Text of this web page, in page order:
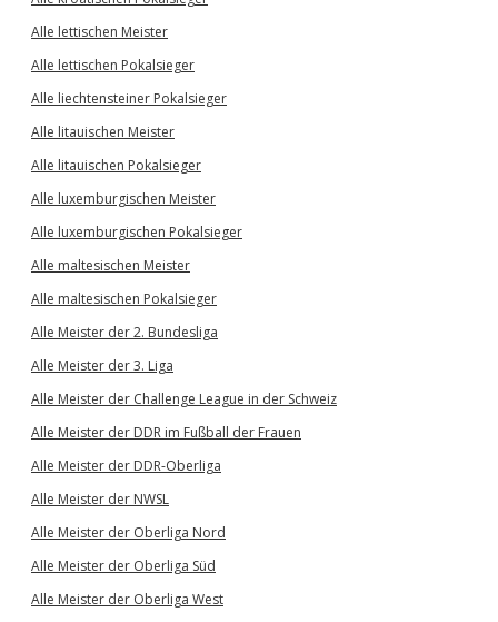
Alle lettischen Meister
Alle lettischen Pokalsieger
Alle liechtensteiner Pokalsieger
Alle litauischen Meister
Alle litauischen Pokalsieger
Alle luxemburgischen Meister
Alle luxemburgischen Pokalsieger
Alle maltesischen Meister
Alle maltesischen Pokalsieger
Alle Meister der 2. Bundesliga
Alle Meister der 3. Liga
Alle Meister der Challenge League in der Schweiz
Alle Meister der DDR im Fußball der Frauen
Alle Meister der DDR-Oberliga
Alle Meister der NWSL
Alle Meister der Oberliga Nord
Alle Meister der Oberliga Süd
Alle Meister der Oberliga West